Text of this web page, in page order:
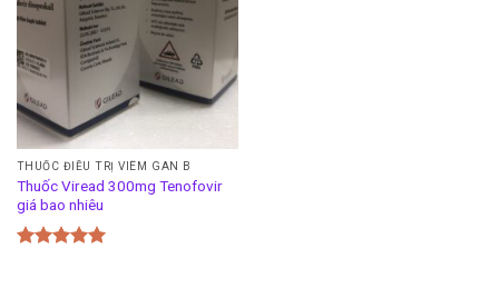
THUỐC ĐIỀU TRỊ VIÊM GAN B
Thuốc Viread 300mg Tenofovir
giá bao nhiêu